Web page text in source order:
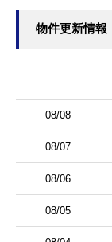
物件更新情報
08/08
08/07
08/06
08/05